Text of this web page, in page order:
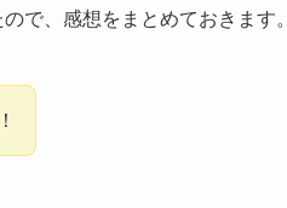
で、感想をまとめておきます。